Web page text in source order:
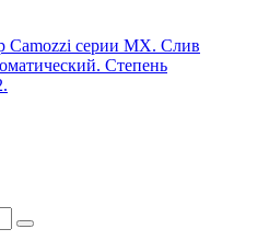
Camozzi серии MX. Слив
Степень